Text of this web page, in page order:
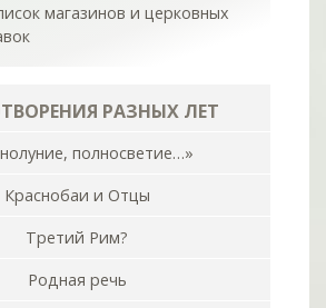
магазинов и церковных
РАЗНЫХ ЛЕТ
полносветие…»
Краснобаи и Отцы
Третий Рим?
Родная речь